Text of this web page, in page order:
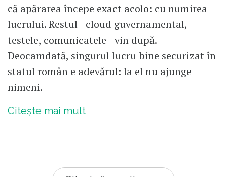
că apărarea începe exact acolo: cu numirea
lucrului. Restul - cloud guvernamental,
testele, comunicatele - vin după.
Deocamdată, singurul lucru bine securizat în
statul român e adevărul: la el nu ajunge
nimeni.
Citește mai mult